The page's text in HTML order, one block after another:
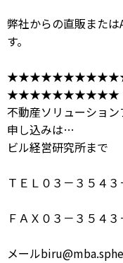
弊社からの直販また
す。
★★★★★★★★★★
不動産ソリューショ
申し込みは…
ビル経営研究所まで
ＴＥＬ０３－３５４
ＦＡＸ０３－３５４
メール